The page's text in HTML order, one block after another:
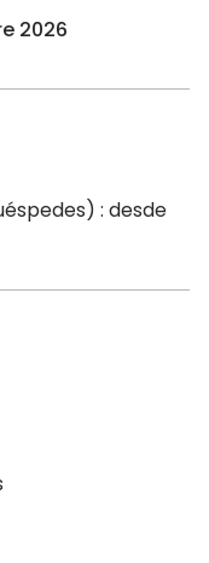
2026
: desde